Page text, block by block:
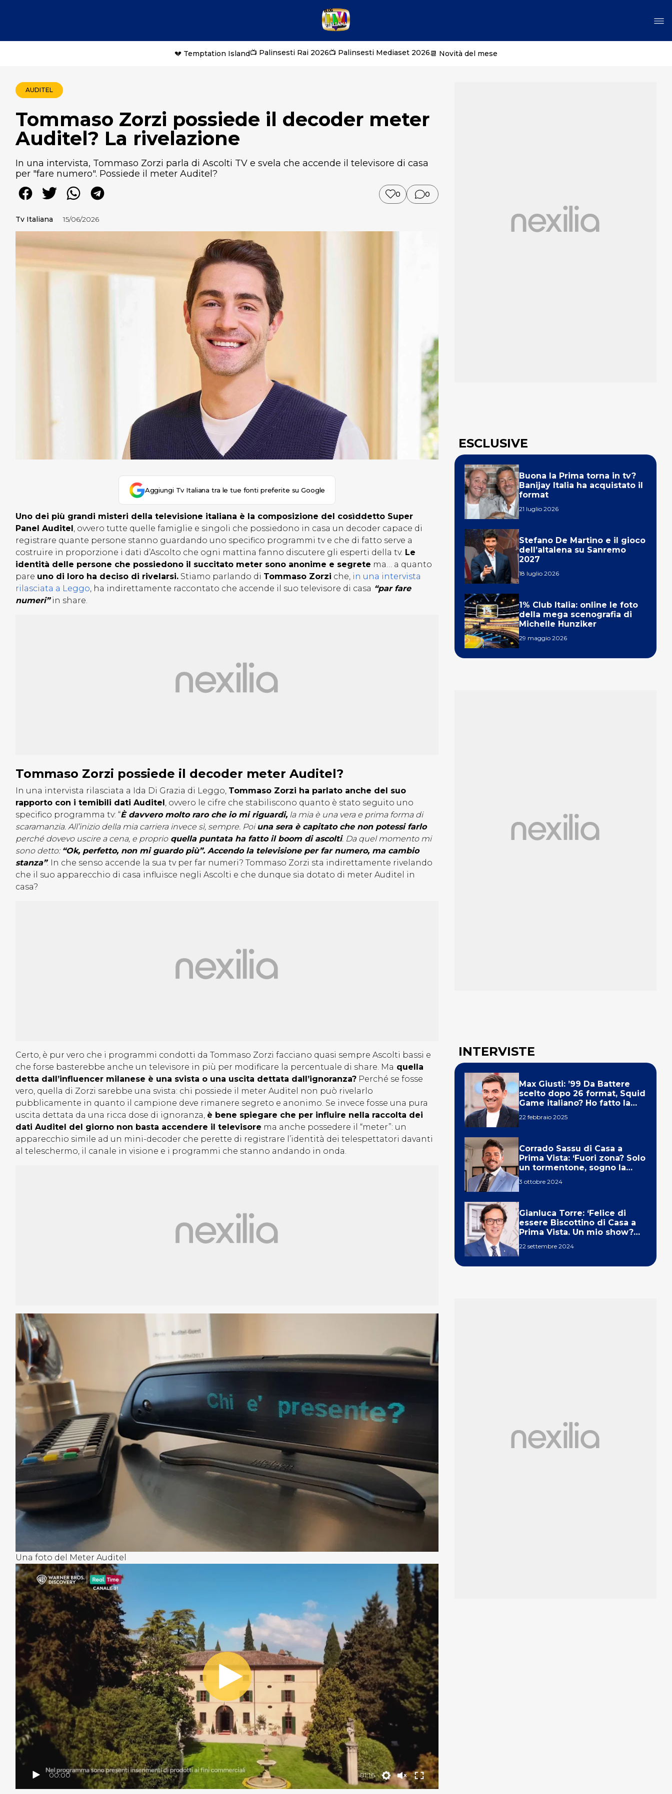
💔 Temptation Island📺 Palinsesti Rai 2026📺 Palinsesti Mediaset 2026📆 Novità del mese
AUDITEL
Tommaso Zorzi possiede il decoder meter
Auditel? La rivelazione
In una intervista, Tommaso Zorzi parla di Ascolti TV e svela che accende il televisore di casa
per "fare numero". Possiede il meter Auditel?
0 0
Tv Italiana 15/06/2026
Aggiungi Tv Italiana tra le tue fonti preferite su Google
Uno dei più grandi misteri della televisione italiana è la composizione del cosìddetto Super
Panel Auditel , ovvero tutte quelle famiglie e singoli che possiedono in casa un decoder capace di
registrare quante persone stanno guardando uno specifico programmi tv e che di fatto serve a
costruire in proporzione i dati d’Ascolto che ogni mattina fanno discutere gli esperti della tv. Le
identità delle persone che possiedono il succitato meter sono anonime e segrete ma… a quanto
pare uno di loro ha deciso di rivelarsi. Stiamo parlando di Tommaso Zorzi che, in una intervista
rilasciata a Leggo , ha indirettamente raccontato che accende il suo televisore di casa “par fare
numeri”in share.
Tommaso Zorzi possiede il decoder meter Auditel?
In una intervista rilasciata a Ida Di Grazia di Leggo, Tommaso Zorzi ha parlato anche del suo
rapporto con i temibili dati Auditel , ovvero le cifre che stabiliscono quanto è stato seguito uno
specifico programma tv: “È davvero molto raro che io mi riguardi, la mia è una vera e prima forma di
scaramanzia. All’inizio della mia carriera invece sì, sempre. Poiuna sera è capitato che non potessi farlo
perché dovevo uscire a cena, e proprioquella puntata ha fatto il boom di ascolti. Da quel momento mi
sono detto: “Ok, perfetto, non mi guardo più”. Accendo la televisione per far numero, ma cambio
stanza”. In che senso accende la sua tv per far numeri? Tommaso Zorzi sta indirettamente rivelando
che il suo apparecchio di casa influisce negli Ascolti e che dunque sia dotato di meter Auditel in
casa?
Certo, è pur vero che i programmi condotti da Tommaso Zorzi facciano quasi sempre Ascolti bassi e
che forse basterebbe anche un televisore in più per modificare la percentuale di share. Ma quella
detta dall’influencer milanese è una svista o una uscita dettata dall’ignoranza? Perché se fosse
vero, quella di Zorzi sarebbe una svista: chi possiede il meter Auditel non può rivelarlo
pubblicamente in quanto il campione deve rimanere segreto e anonimo. Se invece fosse una pura
uscita dettata da una ricca dose di ignoranza, è bene spiegare che per influire nella raccolta dei
dati Auditel del giorno non basta accendere il televisore ma anche possedere il “meter”: un
apparecchio simile ad un mini-decoder che perette di registrare l’identità dei telespettatori davanti
al teleschermo, il canale in visione e i programmi che stanno andando in onda.
Una foto del Meter Auditel
00:00 01:16
ESCLUSIVE
Buona la Prima torna in tv?
Banijay Italia ha acquistato il
format
21 luglio 2026
Stefano De Martino e il gioco
dell’altalena su Sanremo
2027
18 luglio 2026
1% Club Italia: online le foto
della mega scenografia di
Michelle Hunziker
29 maggio 2026
INTERVISTE
Max Giusti: ’99 Da Battere
scelto dopo 26 format, Squid
Game italiano? Ho fatto la
22 febbraio 2025
Corrado Sassu di Casa a
Prima Vista: ‘Fuori zona? Solo
un tormentone, sogno la
3 ottobre 2024
Gianluca Torre: ‘Felice di
essere Biscottino di Casa a
Prima Vista. Un mio show?
22 settembre 2024